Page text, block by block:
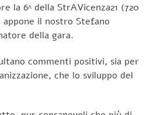
la 6^ della StrAVicenza21 (720
il nostro Stefano
della gara.
commenti positivi, sia per
che lo sviluppo del